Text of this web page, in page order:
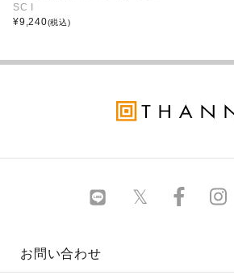
SC I
¥9,240(税込)
お問い合わせ